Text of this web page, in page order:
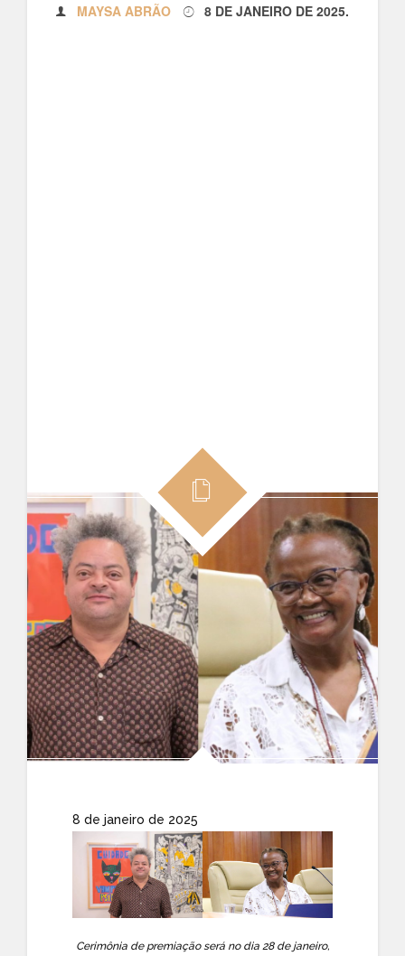
MAYSA ABRÃO 8 DE JANEIRO DE 2025.
8 de janeiro de 2025
Cerimônia de premiação será no dia 28 de janeiro,